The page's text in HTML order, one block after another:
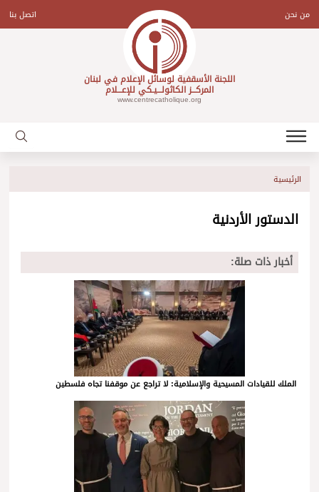
contentمن نحن اتصل بنا
اللجنة الأسقفية لوسائل الإعلام في لبنان
المركـــز الكاثولـــيـكي للإعـــلام
www.centrecatholique.org
الرئيسية
الدستور الأردنية
أخبار ذات صلة:
الملك للقيادات المسيحية والإسلامية: لا تراجع عن موقفنا تجاه فلسطين